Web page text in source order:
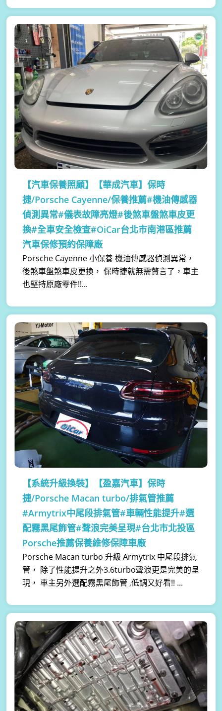
【汽車保養照顧】
【華成汽車】保時
捷/Porsche Cayenne/保養推薦#機油傳感器
偵測異常#儀表故障亮燈#後煞車盤煞車皮更
換#全車安全檢查#OiCar台北市南港區推薦
汽車保修預約保障廠
Porsche Cayenne 小保養 機油傳感器偵測異常，
後煞車盤煞車皮更換， 保時捷就無需贅言了，車主
也堅持原廠零件!!...
【系統升級換裝】
【盈嘉汽車】保時
捷/Porsche Macan turbo/排氣管推薦
#Armytrix中尾段排氣管#車輛性能提升#選
配霧黑尾飾管#聲浪完美呈現#台北市北投區
Porsche推薦保養維修保障車廠
Porsche Macan turbo 升級 Armytrix 中尾段排氣
管， 除了性能提升之外3.6turbo聲浪更是完美的呈
現， 車主另外選配霧黑尾飾管 ,低調又好看!! ...